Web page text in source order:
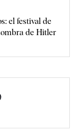
el festival de
de Hitler